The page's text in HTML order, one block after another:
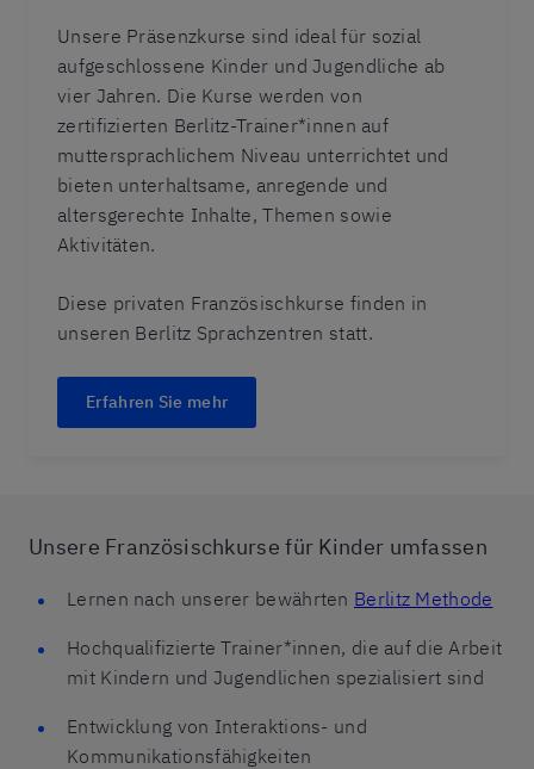
Unsere Präsenzkurse sind ideal für sozial
aufgeschlossene Kinder und Jugendliche ab
vier Jahren. Die Kurse werden von
zertifizierten Berlitz-Trainer*innen auf
muttersprachlichem Niveau unterrichtet und
bieten unterhaltsame, anregende und
altersgerechte Inhalte, Themen sowie
Aktivitäten.
Diese privaten Französischkurse finden in
unseren Berlitz Sprachzentren statt.
Erfahren Sie mehr
Unsere Französischkurse für Kinder umfassen
Lernen nach unserer bewährten Berlitz Methode
Hochqualifizierte Trainer*innen, die auf die Arbeit
mit Kindern und Jugendlichen spezialisiert sind
Entwicklung von Interaktions- und
Kommunikationsfähigkeiten